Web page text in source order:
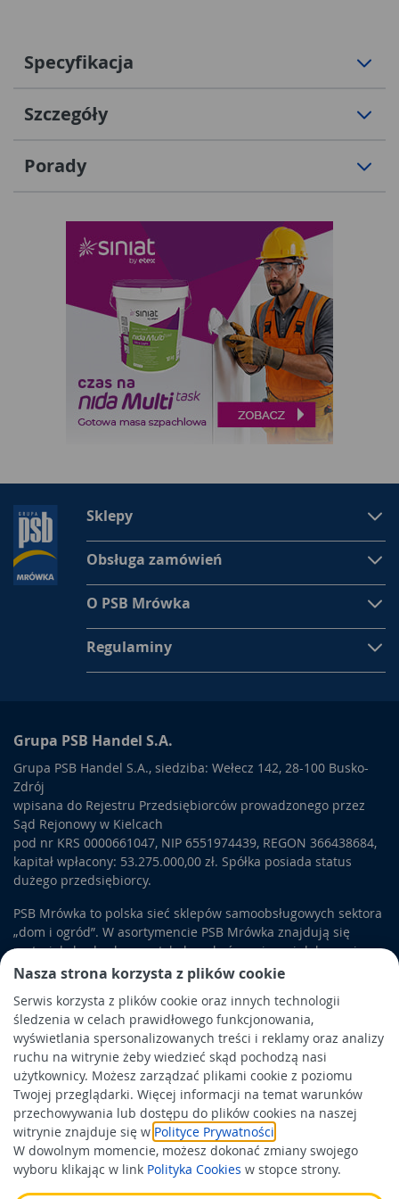
Nasza strona korzysta z plików cookie
Serwis korzysta z plików cookie oraz innych technologii
śledzenia w celach prawidłowego funkcjonowania,
wyświetlania spersonalizowanych treści i reklamy oraz analizy
ruchu na witrynie żeby wiedzieć skąd pochodzą nasi
użytkownicy. Możesz zarządzać plikami cookie z poziomu
Twojej przeglądarki. Więcej informacji na temat warunków
przechowywania lub dostępu do plików cookies na naszej
witrynie znajduje się w Polityce Prywatności
W dowolnym momencie, możesz dokonać zmiany swojego
wyboru klikając w link Polityka Cookies w stopce strony.
Specyfikacja
Szczegóły
Porady
Sklepy
Obsługa zamówień
O PSB Mrówka
Regulaminy
Grupa PSB Handel S.A.
Grupa PSB Handel S.A., siedziba: Wełecz 142, 28-100 Busko-
Zdrój
wpisana do Rejestru Przedsiębiorców prowadzonego przez
Sąd Rejonowy w Kielcach
pod nr KRS 0000661047, NIP 6551974439, REGON 366438684,
kapitał wpłacony: 53.275.000,00 zł. Spółka posiada status
dużego przedsiębiorcy.
PSB Mrówka to polska sieć sklepów samoobsługowych sektora
„dom i ogród”. W asortymencie PSB Mrówka znajdują się
materiały budowlane, artykuły wykończeniowe i dekoracyjne,
wyposażenie łazienek i kuchni, elektronarzędzia, a także
artykuły związane z ogrodem i otoczeniem domu.
Obowiązek informacyjny
Polityka prywatności
Polityka Cookies
Odbiór zużytego sprzętu
Wspierają nas: